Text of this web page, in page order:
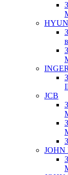
JCB
JOHN